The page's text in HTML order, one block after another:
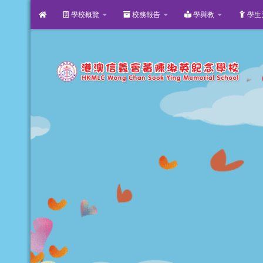
Skip to content
學校概覽 校務報告 學與教 學生